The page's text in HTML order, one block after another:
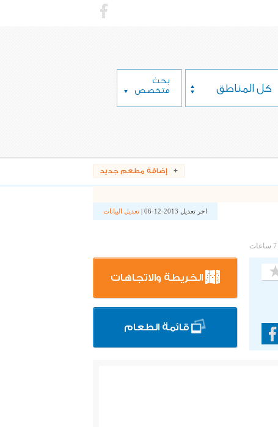
كل المناطق
بحث
متخصص
إضافة مطعم جديد
اخر تعديل 2013-12-06 | تعديل البيانات
الخريطة والاتجاهات
قائمة الطعام